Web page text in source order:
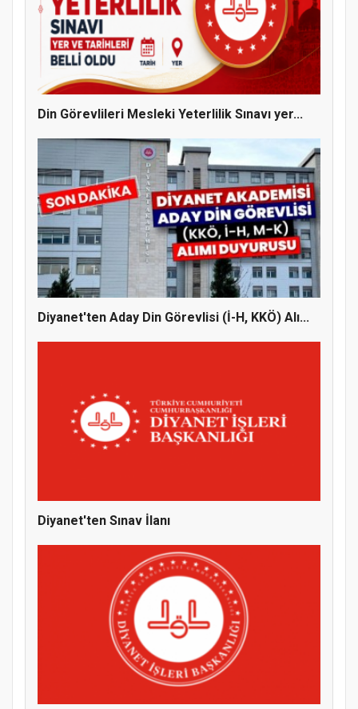
Hz. Peygamber ve Gençlik Konferansı
Din Görevlileri Mesleki Yeterlilik Sınavı yer...
Diyanet'ten Aday Din Görevlisi (İ-H, KKÖ) Alı...
Diyanet'ten Sınav İlanı